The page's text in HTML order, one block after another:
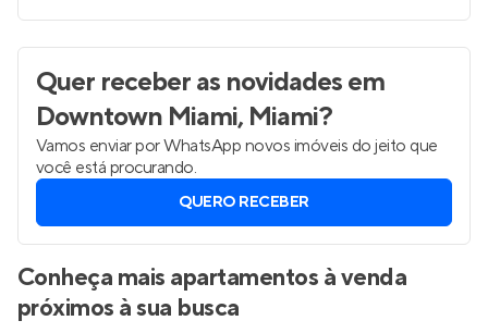
Quer receber as novidadesem
Downtown Miami, Miami?
Vamos enviar por WhatsApp novos imóveis do jeito que
você está procurando.
QUERO RECEBER
Conheça mais apartamentos à venda
próximos à sua busca